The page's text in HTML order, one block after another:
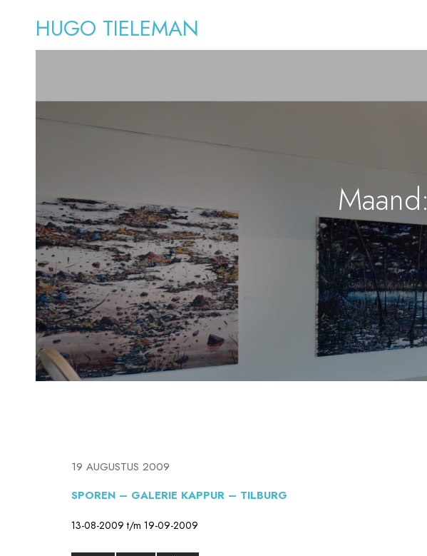
HUGO TIELEMAN
Maand:
19 AUGUSTUS 2009
SPOREN – GALERIE KAPPUR – TILBURG
13-08-2009 t/m 19-09-2009